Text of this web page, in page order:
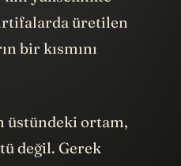
üretilen
bir kısmını
üstündeki ortam,
değil. Gerek